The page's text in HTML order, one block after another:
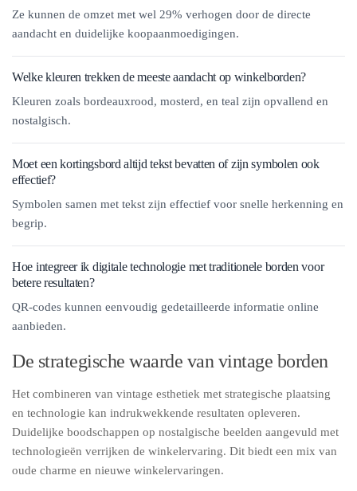
Ze kunnen de omzet met wel 29% verhogen door de directe
aandacht en duidelijke koopaanmoedigingen.
Welke kleuren trekken de meeste aandacht op winkelborden?
Kleuren zoals bordeauxrood, mosterd, en teal zijn opvallend en
nostalgisch.
Moet een kortingsbord altijd tekst bevatten of zijn symbolen ook
effectief?
Symbolen samen met tekst zijn effectief voor snelle herkenning en
begrip.
Hoe integreer ik digitale technologie met traditionele borden voor
betere resultaten?
QR-codes kunnen eenvoudig gedetailleerde informatie online
aanbieden.
De strategische waarde van vintage borden
Het combineren van vintage esthetiek met strategische plaatsing
en technologie kan indrukwekkende resultaten opleveren.
Duidelijke boodschappen op nostalgische beelden aangevuld met
technologieën verrijken de winkelervaring. Dit biedt een mix van
oude charme en nieuwe winkelervaringen.